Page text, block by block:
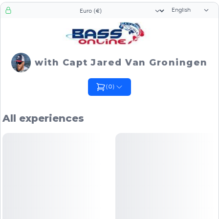
Currency selector Language
with Capt Jared Van Groningen
(0)
All experiences